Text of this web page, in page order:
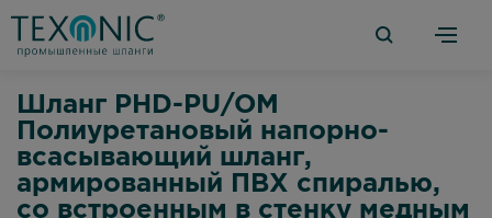
Шланг PHD-PU/OM
Полиуретановый напорно-
всасывающий шланг,
армированный ПВХ спиралью,
со встроенным в стенку медным